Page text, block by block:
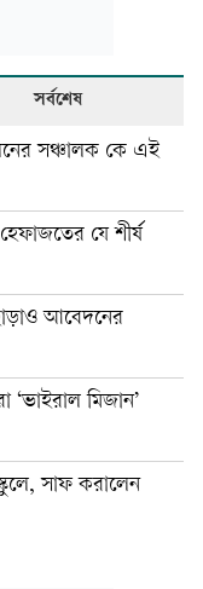
সর্বশেষ
সঞ্চালক কে এই
হেফাজতের যে শীর্ষ
আবেদনের
মিজান’
সাফ করালেন